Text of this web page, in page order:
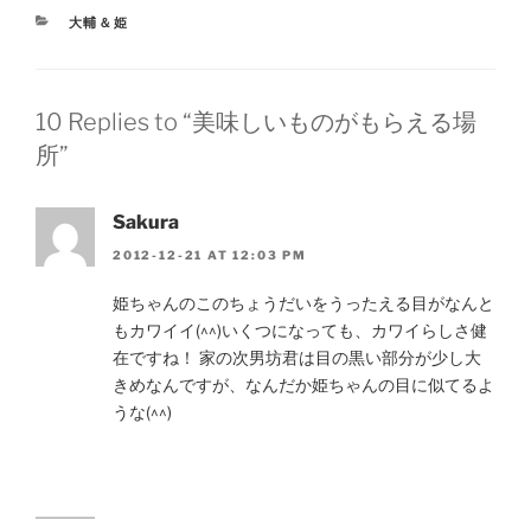
CATEGORIES
大輔＆姫
10 Replies to “美味しいものがもらえる場
所”
Sakura
2012-12-21 AT 12:03 PM
姫ちゃんのこのちょうだいをうったえる目がなんと
もカワイイ(^^)いくつになっても、カワイらしさ健
在ですね！ 家の次男坊君は目の黒い部分が少し大
きめなんですが、なんだか姫ちゃんの目に似てるよ
うな(^^)